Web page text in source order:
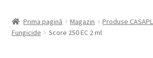
Prima pagină Magazin Produse
Fungicide
Score 250 EC 2 ml